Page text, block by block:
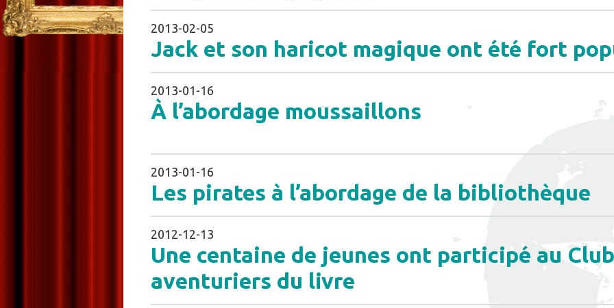
2013-02-05
Jack et son haricot magique ont été fort
2013-01-16
À l’abordage moussaillons
2013-01-16
Les pirates à l’abordage de la bibliothèque
2012-12-13
Une centaine de jeunes ont participé au
aventuriers du livre